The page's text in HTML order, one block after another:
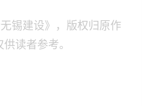
锡建设》，版权归原作
读者参考。